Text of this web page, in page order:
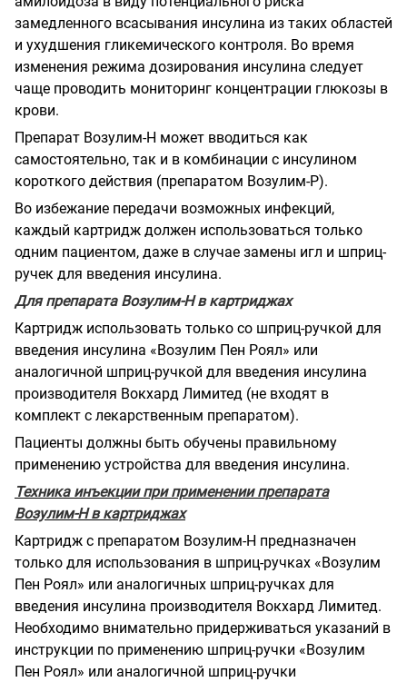
замедленного всасывания инсулина из таких областей
и ухудшения гликемического контроля. Во время
изменения режима дозирования инсулина следует
чаще проводить мониторинг концентрации глюкозы в
крови.
Препарат Возулим-Н может вводиться как
самостоятельно, так и в комбинации с инсулином
короткого действия (препаратом Возулим-Р).
Во избежание передачи возможных инфекций,
каждый картридж должен использоваться только
одним пациентом, даже в случае замены игл и шприц-
ручек для введения инсулина.
Для препарата Возулим-Н в картриджах
Картридж использовать только со шприц-ручкой для
введения инсулина «Возулим Пен Роял» или
аналогичной шприц-ручкой для введения инсулина
производителя Вокхард Лимитед (не входят в
комплект с лекарственным препаратом).
Пациенты должны быть обучены правильному
применению устройства для введения инсулина.
Техника инъекции при применении препарата
Возулим-Н в картриджах
Картридж с препаратом Возулим-Н предназначен
только для использования в шприц-ручках «Возулим
Пен Роял» или аналогичных шприц-ручках для
введения инсулина производителя Вокхард Лимитед.
Необходимо внимательно придерживаться указаний в
инструкции по применению шприц-ручки «Возулим
Пен Роял» или аналогичной шприц-ручки